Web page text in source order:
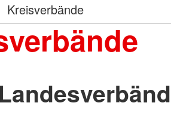
Kreisverbände